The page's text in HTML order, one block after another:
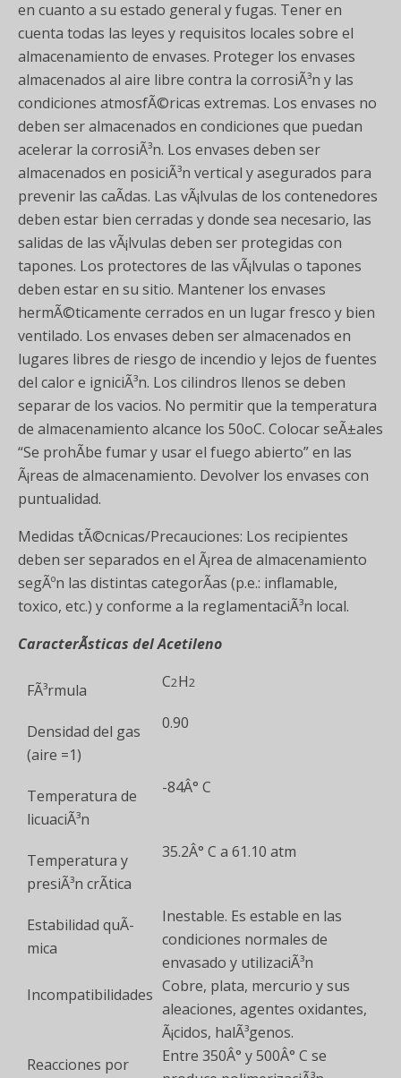
en cuanto a su estado general y fugas. Tener en
cuenta todas las leyes y requisitos locales sobre el
almacenamiento de envases. Proteger los envases
almacenados al aire libre contra la corrosiÃ³n y las
condiciones atmosfÃ©ricas extremas. Los envases no
deben ser almacenados en condiciones que puedan
acelerar la corrosiÃ³n. Los envases deben ser
almacenados en posiciÃ³n vertical y asegurados para
prevenir las caÃ­das. Las vÃ¡lvulas de los contenedores
deben estar bien cerradas y donde sea necesario, las
salidas de las vÃ¡lvulas deben ser protegidas con
tapones. Los protectores de las vÃ¡lvulas o tapones
deben estar en su sitio. Mantener los envases
hermÃ©ticamente cerrados en un lugar fresco y bien
ventilado. Los envases deben ser almacenados en
lugares libres de riesgo de incendio y lejos de fuentes
del calor e igniciÃ³n. Los cilindros llenos se deben
separar de los vacios. No permitir que la temperatura
de almacenamiento alcance los 50oC. Colocar seÃ±ales
“Se prohÃ­be fumar y usar el fuego abierto” en las
Ã¡reas de almacenamiento. Devolver los envases con
puntualidad.
Medidas tÃ©cnicas/Precauciones: Los recipientes
deben ser separados en el Ã¡rea de almacenamiento
segÃºn las distintas categorÃ­as (p.e.: inflamable,
toxico, etc.) y conforme a la reglamentaciÃ³n local.
CaracterÃ­sticas del Acetileno
FÃ³rmula C2H2
Densidad del gas
(aire =1)
0.90
Temperatura de
licuaciÃ³n
-84Â° C
Temperatura y
presiÃ³n crÃ­tica
35.2Â° C a 61.10 atm
Estabilidad quÃ­
mica
Inestable. Es estable en las
condiciones normales de
envasado y utilizaciÃ³n
Incompatibilidades Cobre, plata, mercurio y sus
aleaciones, agentes oxidantes,
Ã¡cidos, halÃ³genos.
Reacciones por
Entre 350Â° y 500Â° C se